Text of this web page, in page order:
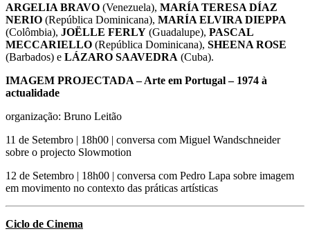
ARGELIA BRAVO (Venezuela), MARÍA TERESA DÍAZ
NERIO (República Dominicana), MARÍA ELVIRA DIEPPA
(Colômbia), JOËLLE FERLY (Guadalupe), PASCAL
MECCARIELLO (República Dominicana), SHEENA ROSE
(Barbados) e LÁZARO SAAVEDRA (Cuba).
IMAGEM PROJECTADA – Arte em Portugal – 1974 à
actualidade
organização: Bruno Leitão
11 de Setembro | 18h00 | conversa com Miguel Wandschneider
sobre o projecto Slowmotion
12 de Setembro | 18h00 | conversa com Pedro Lapa sobre imagem
em movimento no contexto das práticas artísticas
Ciclo de Cinema